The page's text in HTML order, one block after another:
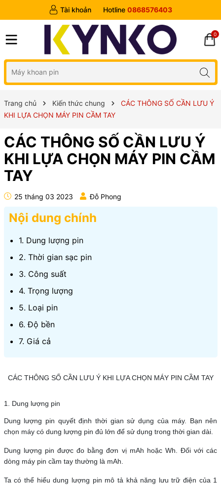
Tài khoản Hotline 0868576403
0
Trang chủ Kiến thức chung
CÁC THÔNG SỐ CẦN LƯU Ý
KHI LỰA CHỌN MÁY PIN CẦM TAY
CÁC THÔNG SỐ CẦN LƯU Ý
KHI LỰA CHỌN MÁY PIN CẦM
TAY
25 tháng 03 2023 Đỗ Phong
Nội dung chính
1. Dung lượng pin
2. Thời gian sạc pin
3. Công suất
4. Trọng lượng
5. Loại pin
6. Độ bền
7. Giá cả
CÁC THÔNG SỐ CẦN LƯU Ý KHI LỰA CHỌN MÁY PIN CẦM TAY
1. Dung lượng pin
Dung lượng pin quyết định thời gian sử dụng của máy. Bạn nên
chọn máy có dung lượng pin đủ lớn để sử dụng trong thời gian dài.
Dung lượng pin được đo bằng đơn vị mAh hoặc Wh. Đối với các
dòng máy pin cầm tay thường là mAh.
Ta có thể hiểu dung lượng pin mô tả khả năng lưu trữ điện của 1